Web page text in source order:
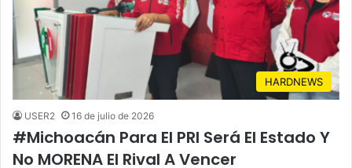
HARDNEWS
USER2 16 de julio de 2026
#Michoacán Para El PRI Será El Estado Y
No MORENA El Rival A Vencer